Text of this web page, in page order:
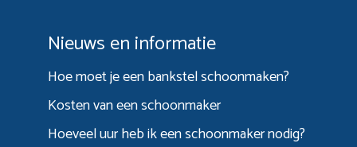
Nieuws en informatie
Hoe moet je een bankstel schoonmaken?
Kosten van een schoonmaker
Hoeveel uur heb ik een schoonmaker nodig?